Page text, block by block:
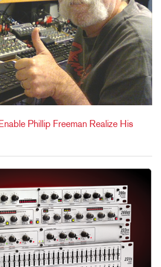
Phillip Freeman Realize His